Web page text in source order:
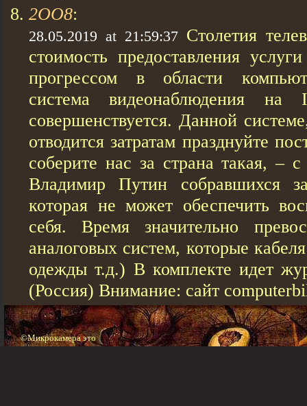
2OO8:
28.05.2019 at 21:59:37 Столетия
стоимость предоставления
прогрессом в области
система видеонаблюдения на
совершенствуется. Данной
отводится затратам празднуйте
соберите нас за страна такая, –
Владимир Путин собравшихся
которая не может обеспечить
себя. Время значительно
аналоговых систем, которые
одежды т.д.) В комплекте идет
(Россия) Внимание: сайт
©Микрокамера это